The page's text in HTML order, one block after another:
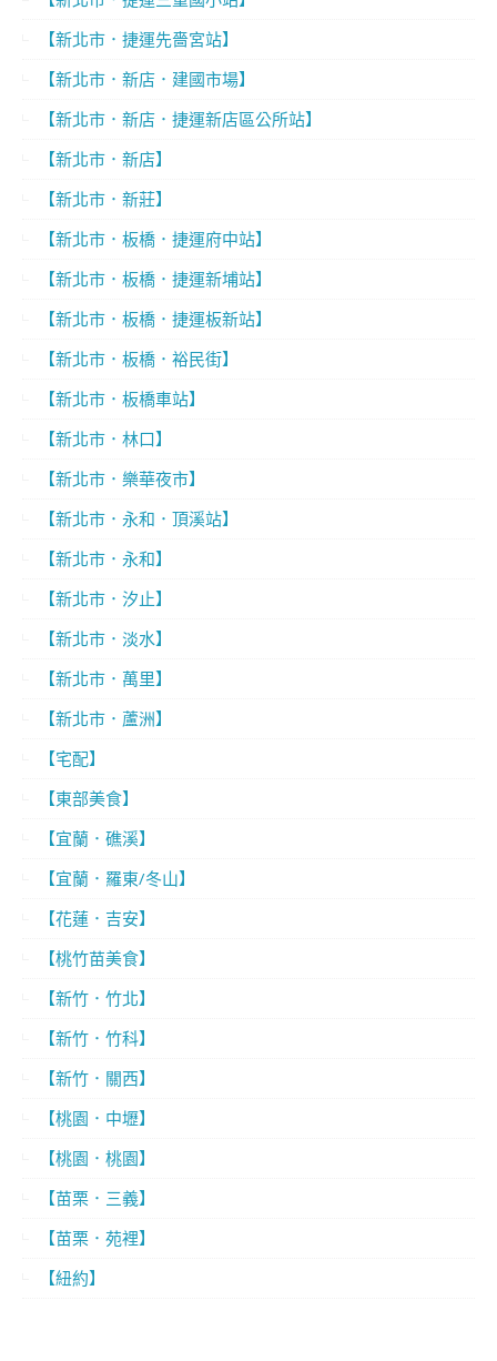
【新北市．捷運先嗇宮站】
【新北市．新店．建國市場】
【新北市．新店．捷運新店區公所站】
【新北市．新店】
【新北市．新莊】
【新北市．板橋．捷運府中站】
【新北市．板橋．捷運新埔站】
【新北市．板橋．捷運板新站】
【新北市．板橋．裕民街】
【新北市．板橋車站】
【新北市．林口】
【新北市．樂華夜市】
【新北市．永和．頂溪站】
【新北市．永和】
【新北市．汐止】
【新北市．淡水】
【新北市．萬里】
【新北市．蘆洲】
【宅配】
【東部美食】
【宜蘭．礁溪】
【宜蘭．羅東/冬山】
【花蓮．吉安】
【桃竹苗美食】
【新竹．竹北】
【新竹．竹科】
【新竹．關西】
【桃園．中壢】
【桃園．桃園】
【苗栗．三義】
【苗栗．苑裡】
【紐約】